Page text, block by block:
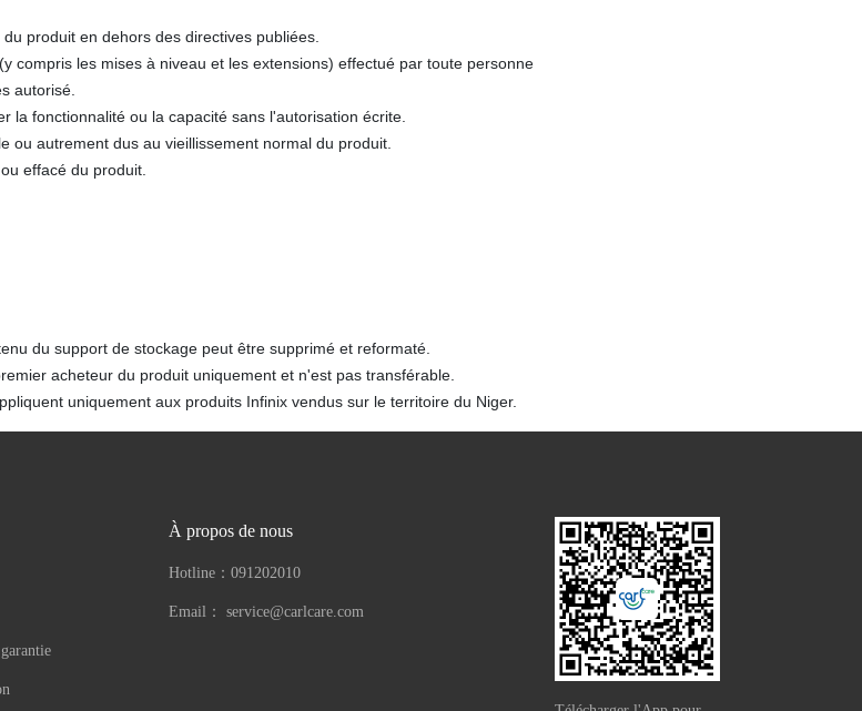
produit en dehors des directives publiées.
compris les mises à niveau et les extensions) effectué par toute personne
autorisé.
la fonctionnalité ou la capacité sans l'autorisation écrite.
ou autrement dus au vieillissement normal du produit.
effacé du produit.
du support de stockage peut être supprimé et reformaté.
acheteur du produit uniquement et n'est pas transférable.
uniquement aux produits Infinix vendus sur le territoire du Niger.
À propos de nous
Hotline： 091202010
Email： service@carlcare.com